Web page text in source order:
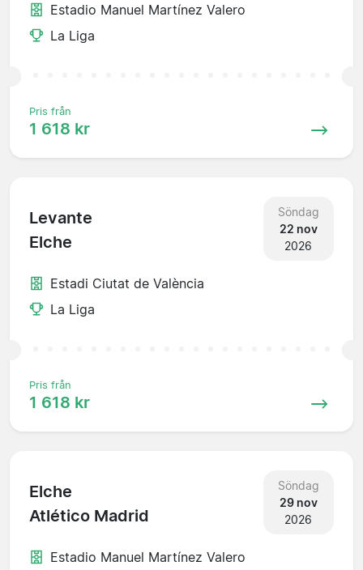
Estadio Manuel Martínez Valero
La Liga
Pris från
1 618 kr
Levante
Elche
Söndag
22 nov
2026
Estadi Ciutat de València
La Liga
Pris från
1 618 kr
Elche
Atlético Madrid
Söndag
29 nov
2026
Estadio Manuel Martínez Valero